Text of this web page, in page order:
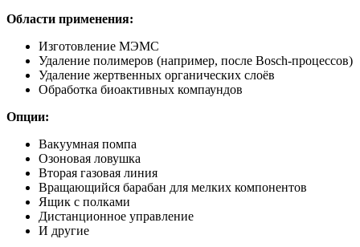
Области применения:
Изготовление МЭМС
Удаление полимеров (например, после Bosch-процессов)
Удаление жертвенных органических слоёв
Обработка биоактивных компаундов
Опции:
Вакуумная помпа
Озоновая ловушка
Вторая газовая линия
Вращающийся барабан для мелких компонентов
Ящик с полками
Дистанционное управление
И другие